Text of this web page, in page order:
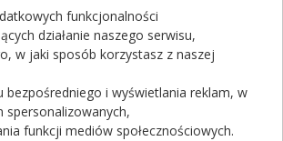
funkcjonalności
działanie naszego serwisu,
w jaki sposób korzystasz z naszej
bezpośredniego i wyświetlania reklam, w
spersonalizowanych,
funkcji mediów społecznościowych.